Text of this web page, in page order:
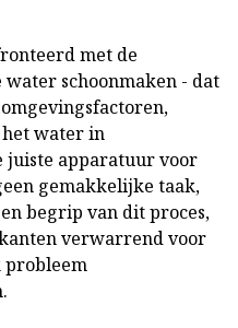
met de
schoonmaken - dat
het water in
juiste apparatuur voor
gemakkelijke taak,
begrip van dit proces,
verwarrend voor
probleem